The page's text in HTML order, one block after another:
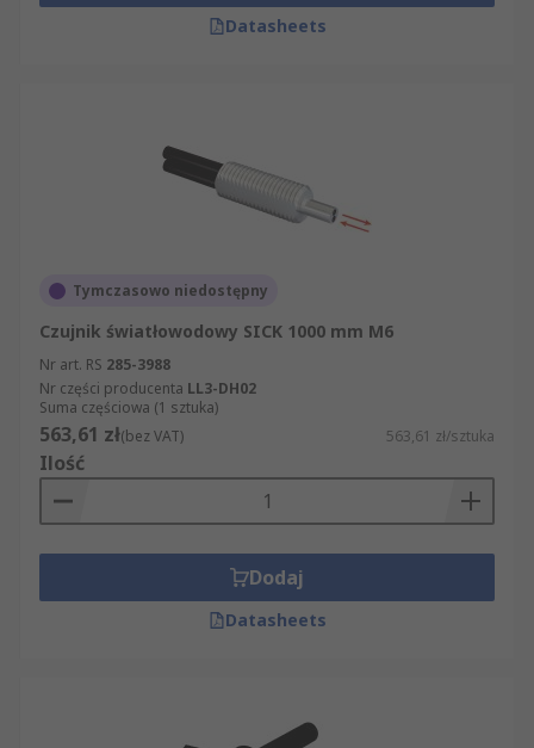
Datasheets
Tymczasowo niedostępny
Czujnik światłowodowy SICK 1000 mm M6
Nr art. RS 285-3988
Nr części producenta LL3-DH02
Suma częściowa (1 sztuka)
563,61 zł(bez VAT) 563,61 zł/sztuka
Ilość
Dodaj
Datasheets